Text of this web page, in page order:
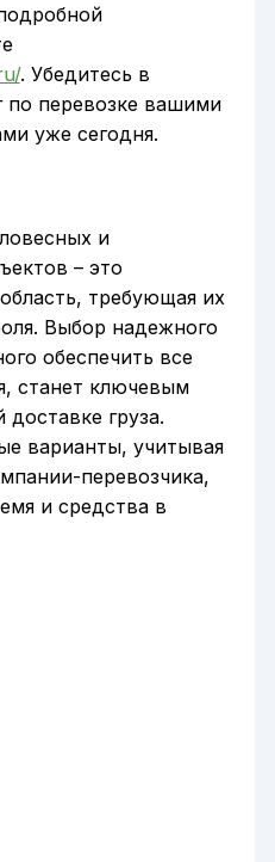
. Убедитесь в
по перевозке вашими
уже сегодня.
и
– это
требующая их
Выбор надежного
обеспечить все
станет ключевым
груза.
варианты, учитывая
перевозчика,
и средства в